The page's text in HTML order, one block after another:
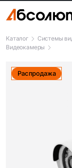
Каталог
Системы
Видеокамеры
Распродажа